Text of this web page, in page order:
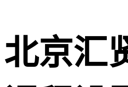
北京汇